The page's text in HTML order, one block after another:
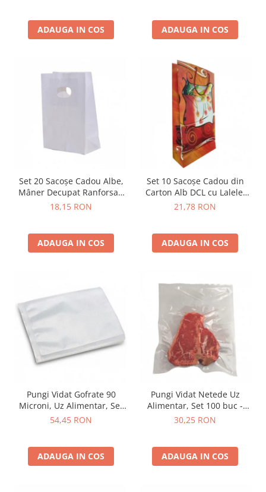
ADAUGA IN COS ADAUGA IN COS
Set 20 Sacoșe Cadou Albe,
Mâner Decupat Ranforsat,
Hârtie Premium
18,15 RON
ADAUGA IN COS
Set 10 Sacoșe Cadou din
Carton Alb DCL cu Lalele,
15x6x28 cm
21,78 RON
ADAUGA IN COS
Pungi Vidat Gofrate 90
Microni, Uz Alimentar, Set
100 buc
54,45 RON
ADAUGA IN COS
Pungi Vidat Netede Uz
Alimentar, Set 100 buc -
Diverse Mărimi
30,25 RON
ADAUGA IN COS